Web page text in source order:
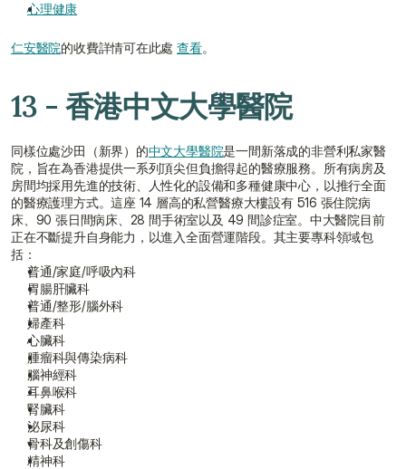
心理健康
仁安醫院的收費詳情可在此處 查看。
13 - 香港中文大學醫院
同樣位處沙田（新界）的中文大學醫院是一間新落成的非營利私家醫
院，旨在為香港提供一系列頂尖但負擔得起的醫療服務。所有病房及
房間均採用先進的技術、人性化的設備和多種健康中心，以推行全面
的醫療護理方式。這座 14 層高的私營醫療大樓設有 516 張住院病
床、90 張日間病床、28 間手術室以及 49 間診症室。中大醫院目前
正在不斷提升自身能力，以進入全面營運階段。其主要專科領域包
括：
普通/家庭/呼吸內科
胃腸肝臟科
普通/整形/腦外科
婦產科
心臟科
腫瘤科與傳染病科
腦神經科
耳鼻喉科
腎臟科
泌尿科
骨科及創傷科
精神科